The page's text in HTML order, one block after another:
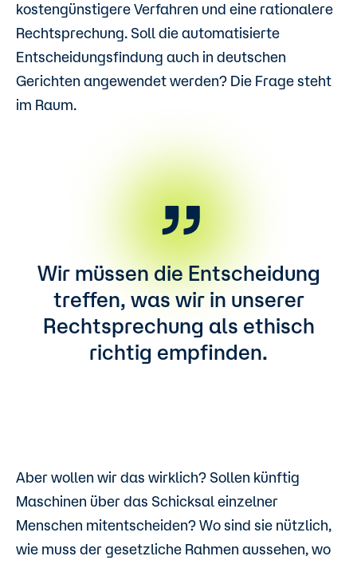
kostengünstigere Verfahren und eine rationalere
Rechtsprechung. Soll die automatisierte
Entscheidungsfindung auch in deutschen
Gerichten angewendet werden? Die Frage steht
im Raum.
Wir müssen die Entscheidung
treffen, was wir in unserer
Rechtsprechung als ethisch
richtig empfinden.
Aber wollen wir das wirklich? Sollen künftig
Maschinen über das Schicksal einzelner
Menschen mitentscheiden? Wo sind sie nützlich,
wie muss der gesetzliche Rahmen aussehen, wo